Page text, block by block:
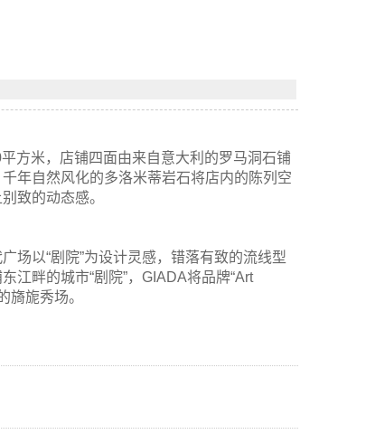
方米，店铺四面由来自意大利的罗马洞石铺
年自然风化的多洛米蒂岩石将店内的陈列空
致的动态感。
场以“剧院”为设计灵感，错落有致的流线型
江畔的城市“剧院”，GIADA将品牌“Art
旖旎秀场。